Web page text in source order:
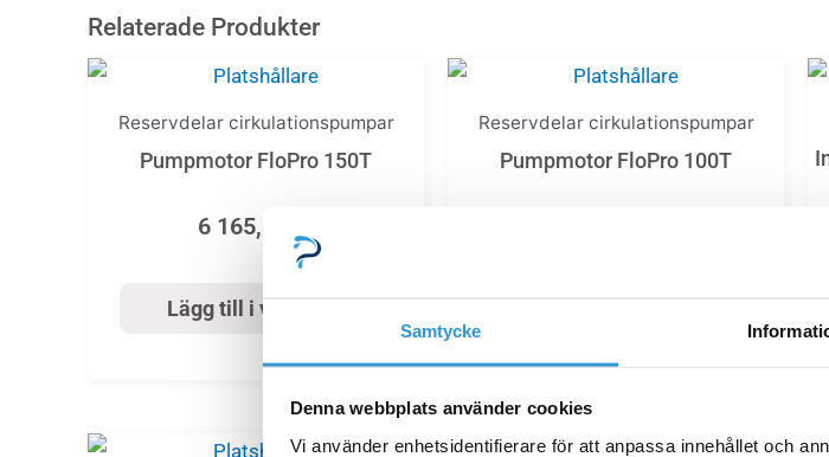
Samtycke
Denna webbplats använder cookies
Vi använder enhetsidentifierare för att anpassa innehållet och
Relaterade Produkter
Reservdelar cirkulationspumpar
Pumpmotor FloPro 150T
6 165,00
Lägg till i varukorg
Reservdelar cirkulationspumpar
Pumpmotor FloPro 100T